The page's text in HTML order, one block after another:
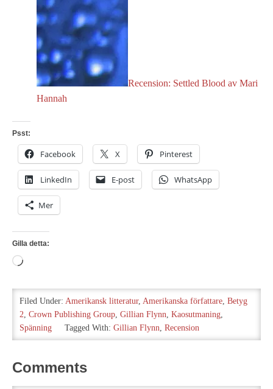
Recension: Settled Blood av Mari
Hannah
Psst:
Facebook X Pinterest
LinkedIn E-post WhatsApp
Mer
Gilla detta:
Laddar
…
Filed Under: Amerikansk litteratur, Amerikanska författare, Betyg
2, Crown Publishing Group, Gillian Flynn, Kaosutmaning,
Spänning
Tagged With: Gillian Flynn, Recension
Comments